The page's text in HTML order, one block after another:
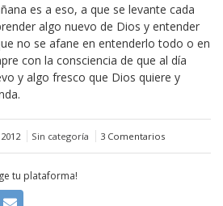
es a eso, a que se levante cada
algo nuevo de Dios y entender
no se afane en entenderlo todo o en
con la consciencia de que al día
y algo fresco que Dios quiere y
Sin categoría 3 Comentarios
tu plataforma!